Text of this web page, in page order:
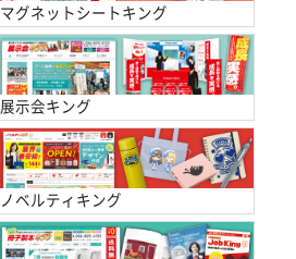
マグネットシートキング
展示会キング
ノベルティキング